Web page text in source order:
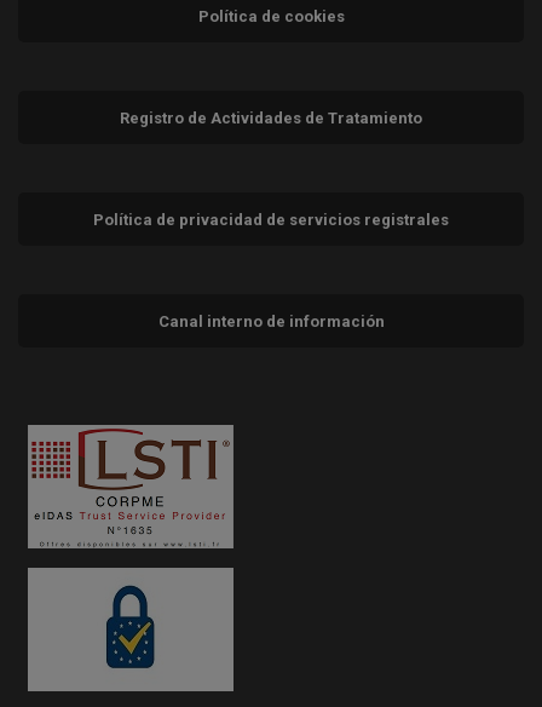
Política de cookies
Registro de Actividades de Tratamiento
Política de privacidad de servicios registrales
Canal interno de información